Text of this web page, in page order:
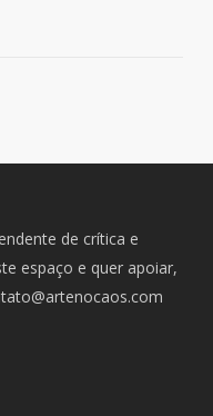
de crítica e
espaço e quer apoiar,